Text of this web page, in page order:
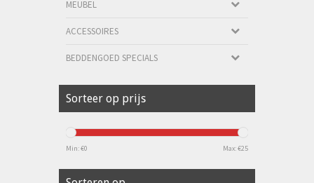
MEUBEL
ACCESSOIRES
BEDDENGOED SPECIALS
Sorteer op prijs
Min: €0 Max: €25